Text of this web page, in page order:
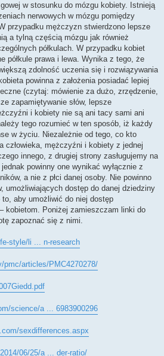
w stosunku do mózgu kobiety. Istnieją
nerwowych w mózgu pomiędzy
przypadku mężczyzn stwierdzono lepsze
a tylną częścią mózgu jak również
półkulach. W przypadku kobiet
półkule prawa i lewa. Wynika z tego, że
zdolność uczenia się i rozwiązywania
powinna z założenia posiadać lepiej
(czytaj: mówienie za dużo, zrzędzenie,
zapamiętywanie słów, lepsze
i kobiety nie są ani tacy sami ani
tego rozumieć w ten sposób, iż każdy
w życiu. Niezależnie od tego, co kto
człowieka, mężczyźni i kobiety z jednej
innego, z drugiej strony zasługujemy na
powinny one wynikać wyłącznie z
a nie z płci danej osoby. Nie powinno
umożliwiających dostęp do danej dziedziny
aby umożliwić do niej dostęp
kobietom. Poniżej zamieszczam linki do
zapoznać się z nimi.
style/li ... n-research
pmc/articles/PMC4270278/
science/a ... 6983900296
sexdifferences.aspx
06/25/a ... der-ratio/